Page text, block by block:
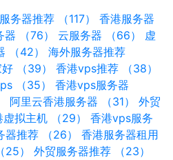
务器推荐 （117）
香港服务器
（76） 云服务器 （66）
虚
（42）
海外服务器推荐
（39）
香港vps推荐 （38）
（35）
香港vps服务器
阿里云香港服务器 （31）
外贸
拟主机 （29）
香港vps服务
推荐 （26）
香港服务器租用
）
外贸服务器推荐 （23）